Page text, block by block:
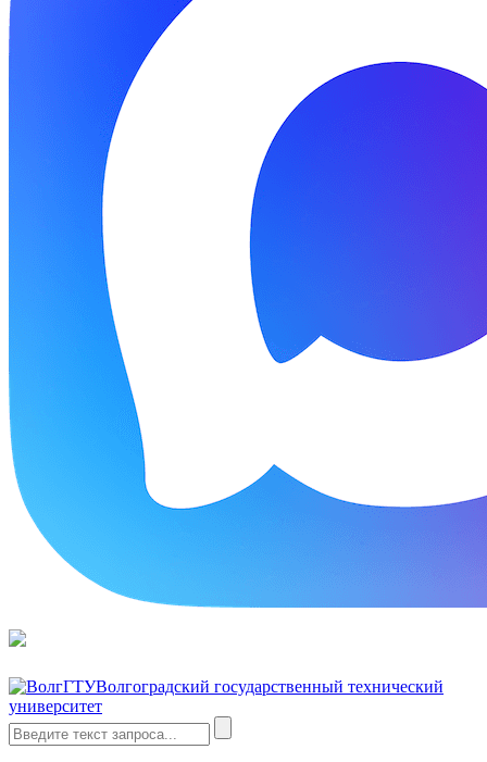
Волгоградский государственный технический
университет